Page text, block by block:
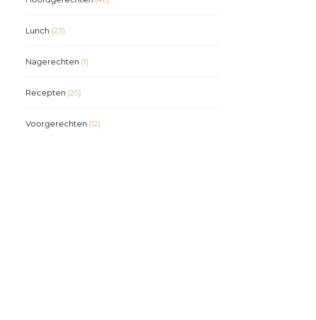
Lunch (23)
Nagerechten (1)
Recepten (25)
Voorgerechten (12)